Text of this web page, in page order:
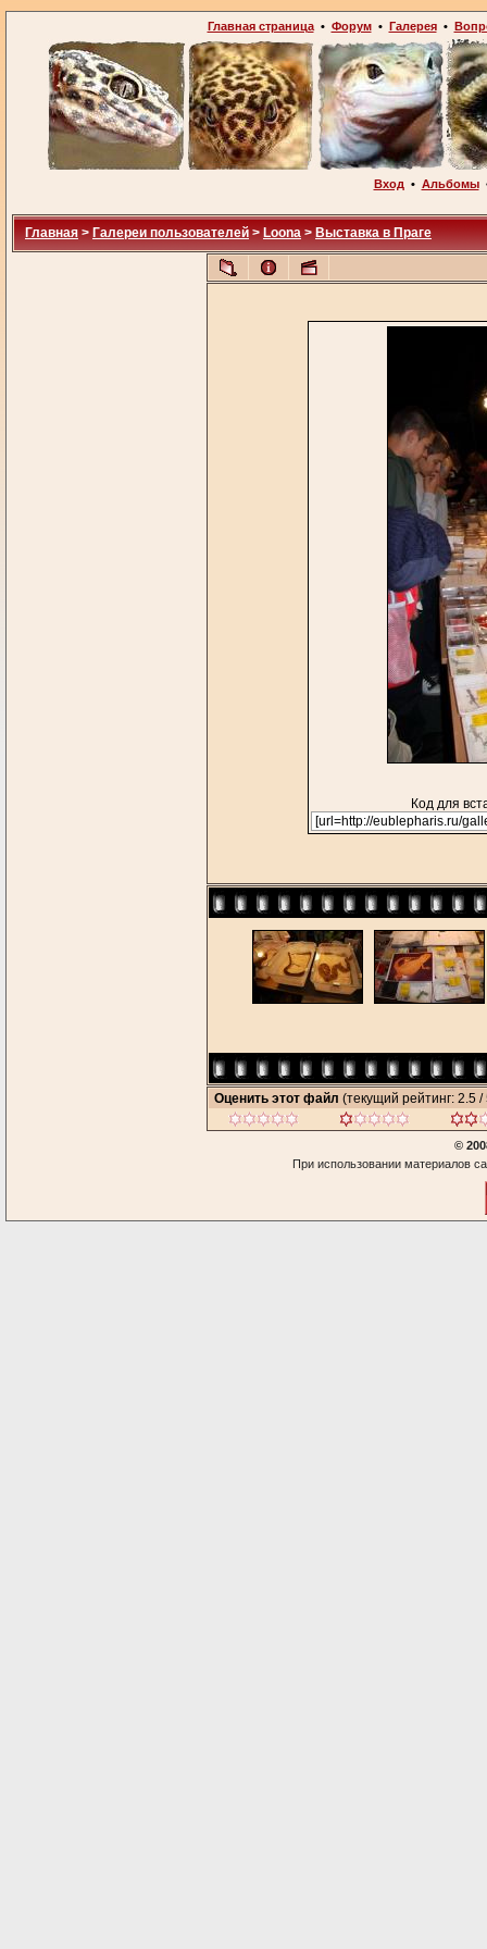
Главная страница• Форум• Галерея•
Вход • Альбомы
Главная > Галереи пользователей > Loona > Выставка в Праге
Код для
Оценить этот файл (текущий рейтинг: 2.5 /
©
При использовании материалов